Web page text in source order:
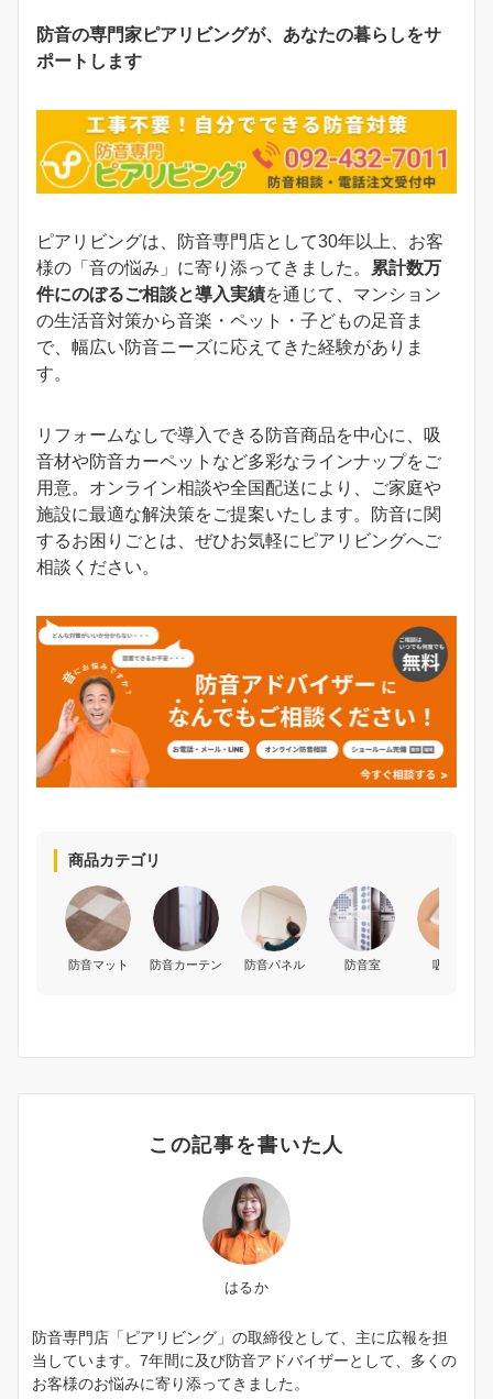
防音の専門家ピアリビングが、あなたの暮らしをサ
ポートします
ピアリビングは、防音専門店として30年以上、お客
様の「音の悩み」に寄り添ってきました。
累計数万
件にのぼるご相談と導入実績を通じて、マンション
の生活音対策から音楽・ペット・子どもの足音ま
で、幅広い防音ニーズに応えてきた経験がありま
す。
リフォームなしで導入できる防音商品を中心に、吸
音材や防音カーペットなど多彩なラインナップをご
用意。オンライン相談や全国配送により、ご家庭や
施設に最適な解決策をご提案いたします。防音に関
するお困りごとは、ぜひお気軽にピアリビングへご
相談ください。
商品カテゴリ
防音マット 防音カーテン 防音パネル 防音室 吸音材
この記事を書いた人
はるか
防音専門店「ピアリビング」の取締役として、主に広報を担
当しています。7年間に及び防音アドバイザーとして、多くの
お客様のお悩みに寄り添ってきました。